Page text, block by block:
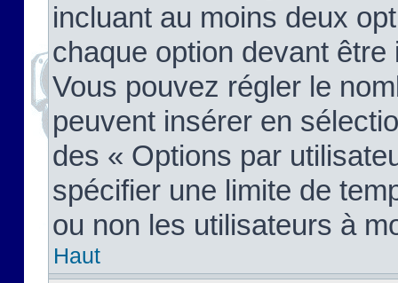
incluant au moins deux
chaque option devant
Vous pouvez régler le
peuvent insérer en
des « Options par
spécifier une limite de
ou non les utilisateurs à
Haut